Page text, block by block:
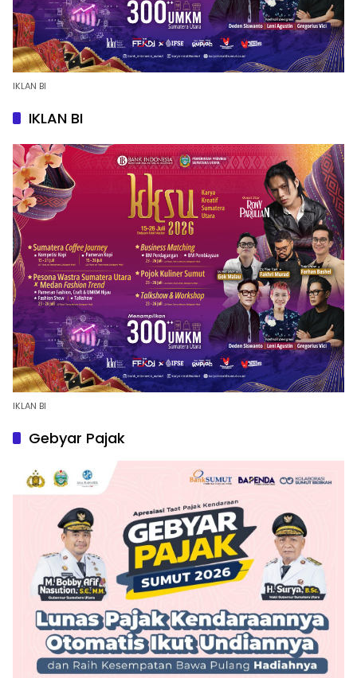
IKLAN BI
IKLAN BI
IKLAN BI
Gebyar Pajak